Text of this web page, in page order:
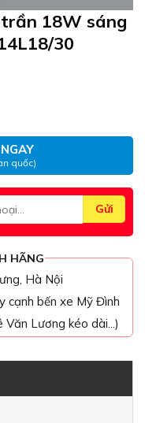
18W sáng
30
quốc)
HÃNG
Hà Nội
cạnh bến xe Mỹ Đình
Lương kéo dài...)